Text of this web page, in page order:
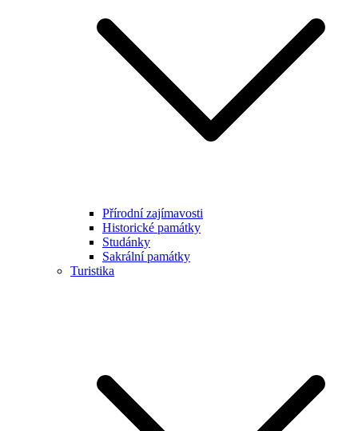
Přírodní zajímavosti
Historické památky
Studánky
Sakrální památky
Turistika